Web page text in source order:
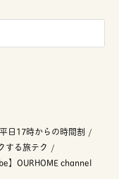
平日17時からの時間割
する旅テク
】OURHOME channel